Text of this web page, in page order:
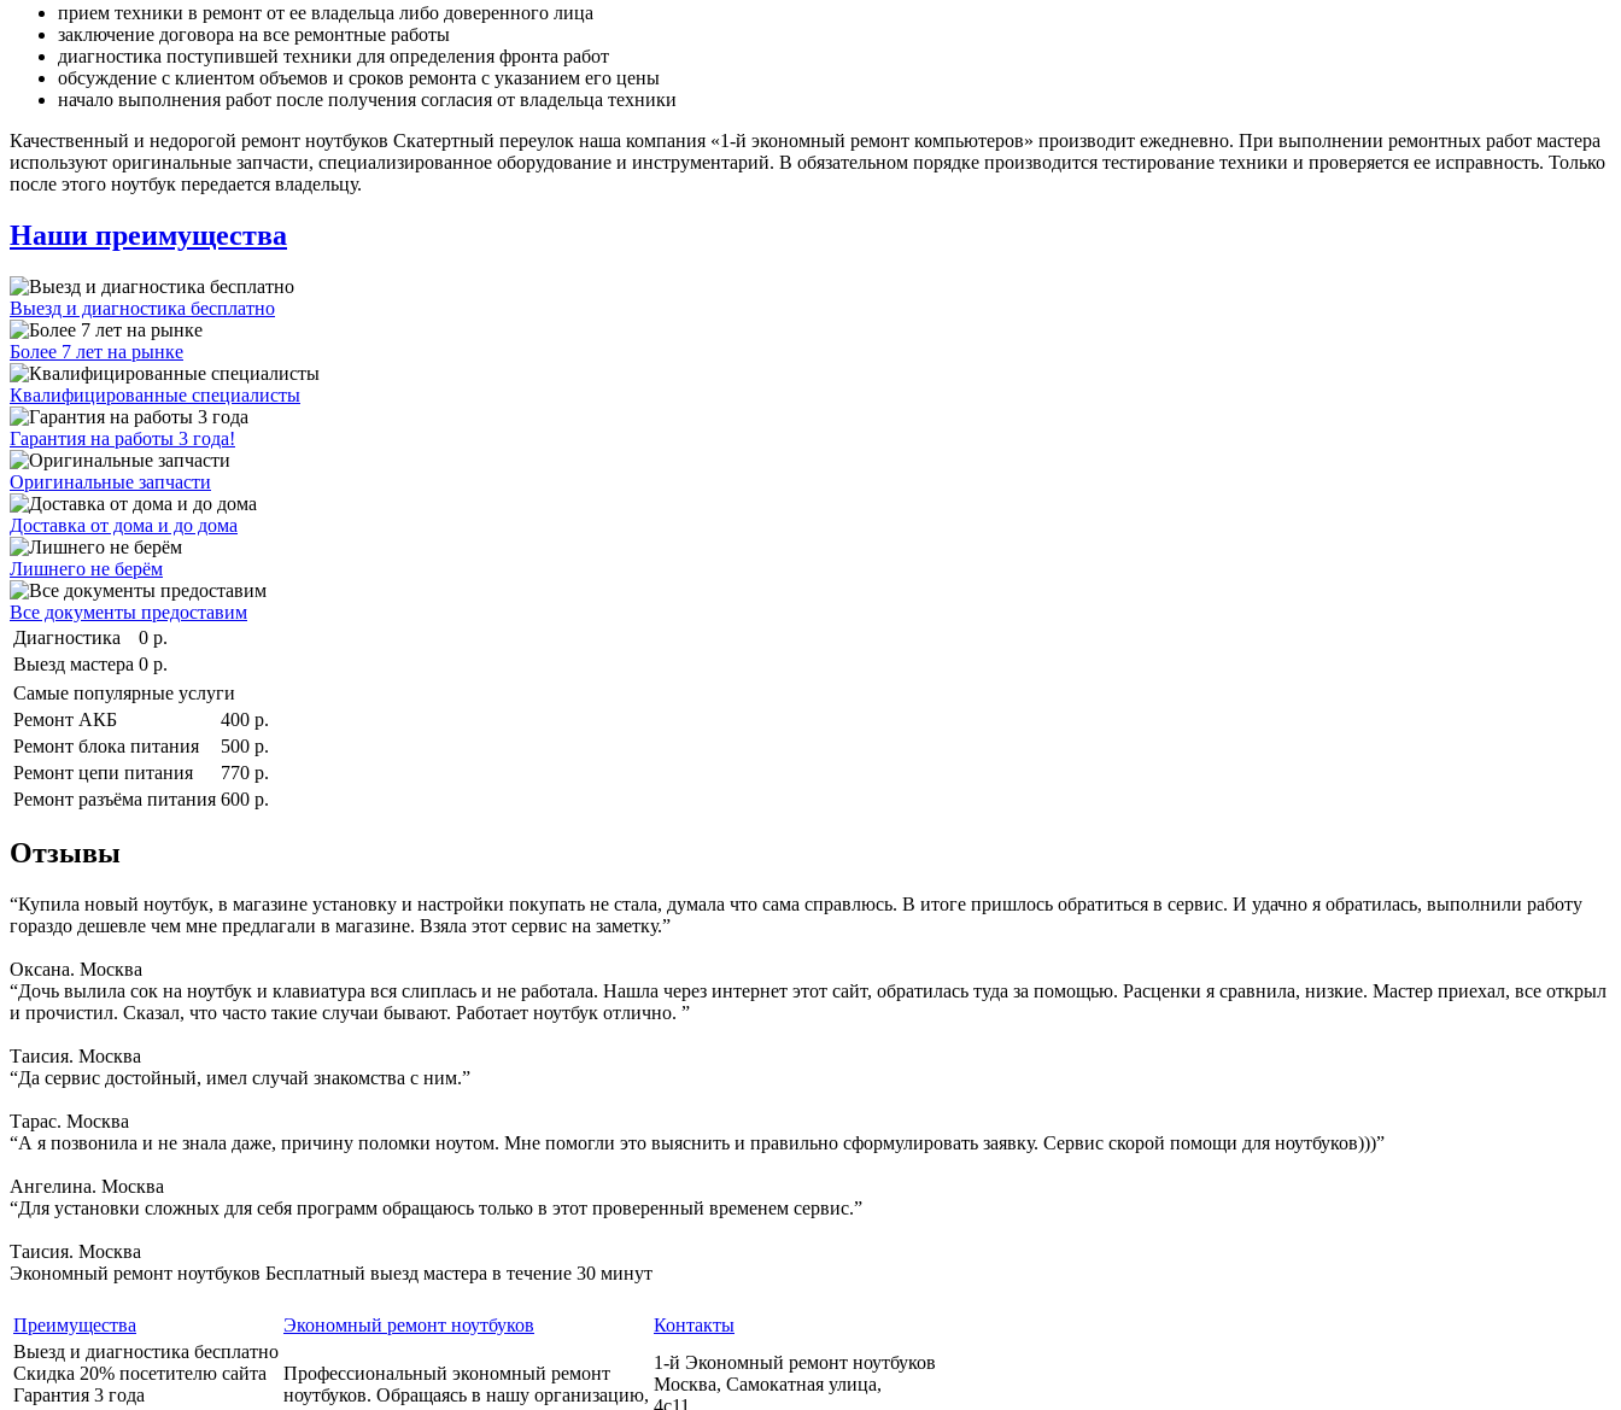
прием техники в ремонт от ее владельца либо доверенного лица
заключение договора на все ремонтные работы
диагностика поступившей техники для определения фронта работ
обсуждение с клиентом объемов и сроков ремонта с указанием его цены
начало выполнения работ после получения согласия от владельца техники
Качественный и недорогой ремонт ноутбуков Скатертный переулок наша компания «1-й экономный ремонт компьютеров» производит ежедневно. При выполнении ремонтных работ мастера
используют оригинальные запчасти, специализированное оборудование и инструментарий. В обязательном порядке производится тестирование техники и проверяется ее исправность. Только
после этого ноутбук передается владельцу.
Наши преимущества
Выезд и диагностика бесплатно
Более 7 лет на рынке
Квалифицированные специалисты
Гарантия на работы 3 года!
Оригинальные запчасти
Доставка от дома и до дома
Лишнего не берём
Все документы предоставим
Диагностика
0 р.
Выезд мастера 0 р.
Самые популярные услуги
Ремонт АКБ
400 р.
Ремонт блока питания
500 р.
Ремонт цепи питания
770 р.
Ремонт разъёма питания 600 р.
Отзывы
“Купила новый ноутбук, в магазине установку и настройки покупать не стала, думала что сама справлюсь. В итоге пришлось обратиться в сервис. И удачно я обратилась, выполнили работу
гораздо дешевле чем мне предлагали в магазине. Взяла этот сервис на заметку.”
Оксана. Москва
“Дочь вылила сок на ноутбук и клавиатура вся слиплась и не работала. Нашла через интернет этот сайт, обратилась туда за помощью. Расценки я сравнила, низкие. Мастер приехал, все открыл
и прочистил. Сказал, что часто такие случаи бывают. Работает ноутбук отлично. ”
Таисия. Москва
“Да сервис достойный, имел случай знакомства с ним.”
Тарас. Москва
“А я позвонила и не знала даже, причину поломки ноутом. Мне помогли это выяснить и правильно сформулировать заявку. Сервис скорой помощи для ноутбуков)))”
Ангелина. Москва
“Для установки сложных для себя программ обращаюсь только в этот проверенный временем сервис.”
Таисия. Москва
Экономный ремонт ноутбуков Бесплатный выезд мастера в течение 30 минут
Преимущества Экономный ремонт ноутбуков
Контакты
Выезд и диагностика бесплатно
Скидка 20% посетителю сайта
Гарантия 3 года
Профессиональный экономный ремонт
ноутбуков. Обращаясь в нашу организацию,
1-й Экономный ремонт ноутбуков
Москва, Самокатная улица,